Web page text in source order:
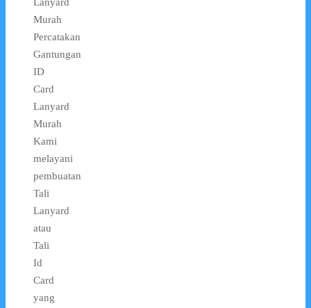
Murah
Percatakan
Gantungan
ID
Card
Lanyard
Murah
Kami
melayani
pembuatan
Tali
Lanyard
atau
Tali
Id
Card
yang